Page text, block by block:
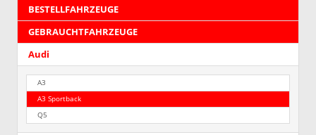
BESTELLFAHRZEUGE
GEBRAUCHTFAHRZEUGE
Audi
A3
A3 Sportback
Q5